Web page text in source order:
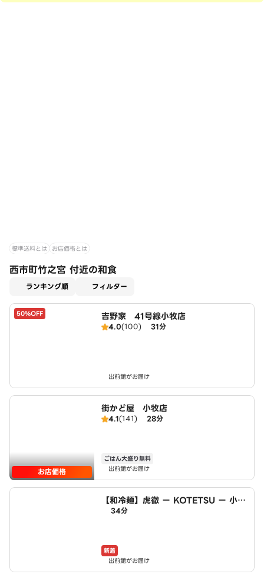
標準送料とは お店価格とは
西市町竹之宮 付近の和食
ランキング順 フィルター
50%OFF 吉野家 41号線小牧店
4.0(100) 31分
出前館がお届け
お店価格
街かど屋 小牧店
4.1(141) 28分
ごはん大盛り無料
出前館がお届け
【和冷麺】虎徹 ー KOTETSU ー 小牧
34分
新着
出前館がお届け